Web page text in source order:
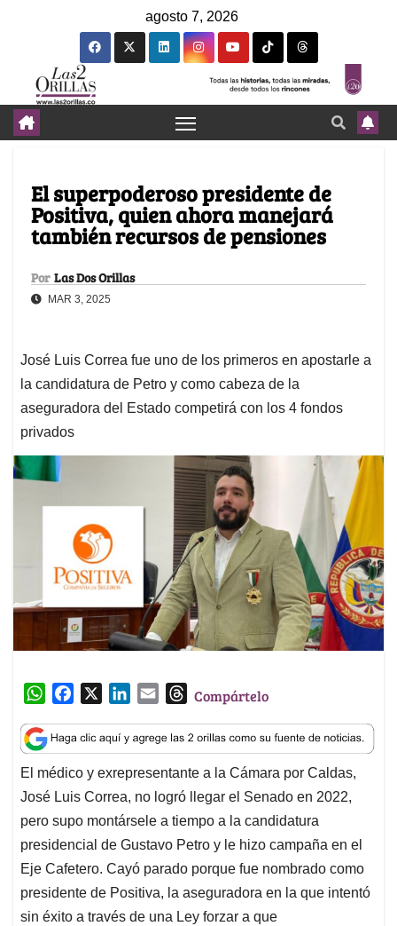
agosto 7, 2026
El superpoderoso presidente de
Positiva, quien ahora manejará
también recursos de pensiones
Por Las Dos Orillas
MAR 3, 2025
José Luis Correa fue uno de los primeros en apostarle a
la candidatura de Petro y como cabeza de la
aseguradora del Estado competirá con los 4 fondos
privados
W
a
t
s
A
p
p
c
e
b
o
o
k
n
k
e
d
I
n
a
i
l
T
r
e
a
d
s
Compártelo
El médico y exrepresentante a la Cámara por Caldas,
José Luis Correa, no logró llegar el Senado en 2022,
pero supo montársele a tiempo a la candidatura
presidencial de Gustavo Petro y le hizo campaña en el
Eje Cafetero. Cayó parado porque fue nombrado como
presidente de Positiva, la aseguradora en la que intentó
sin éxito a través de una Ley forzar a que